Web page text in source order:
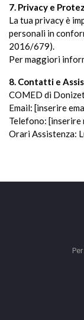
7. Privacy e
La tua privacy è
personali in
2016/679).
Per maggiori
8. Contatti e
COMED di
Email: [inserire
Telefono: [inserire
Orari Assistenza: